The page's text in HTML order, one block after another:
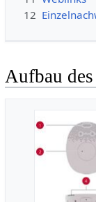
12
Aufbau